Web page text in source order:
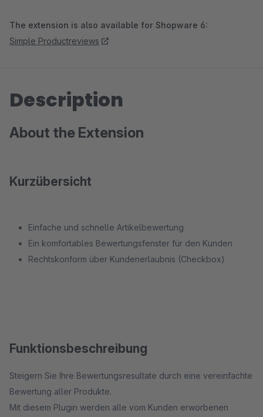
The extension is also available for Shopware 6:
Simple Productreviews
Description
About the Extension
Kurzübersicht
Einfache und schnelle Artikelbewertung
Ein komfortables Bewertungsfenster für den Kunden
Rechtskonform über Kundenerlaubnis (Checkbox)
Funktionsbeschreibung
Steigern Sie Ihre Bewertungsresultate durch eine vereinfachte
Bewertung aller Produkte.
Mit diesem Plugin werden alle vom Kunden erworbenen